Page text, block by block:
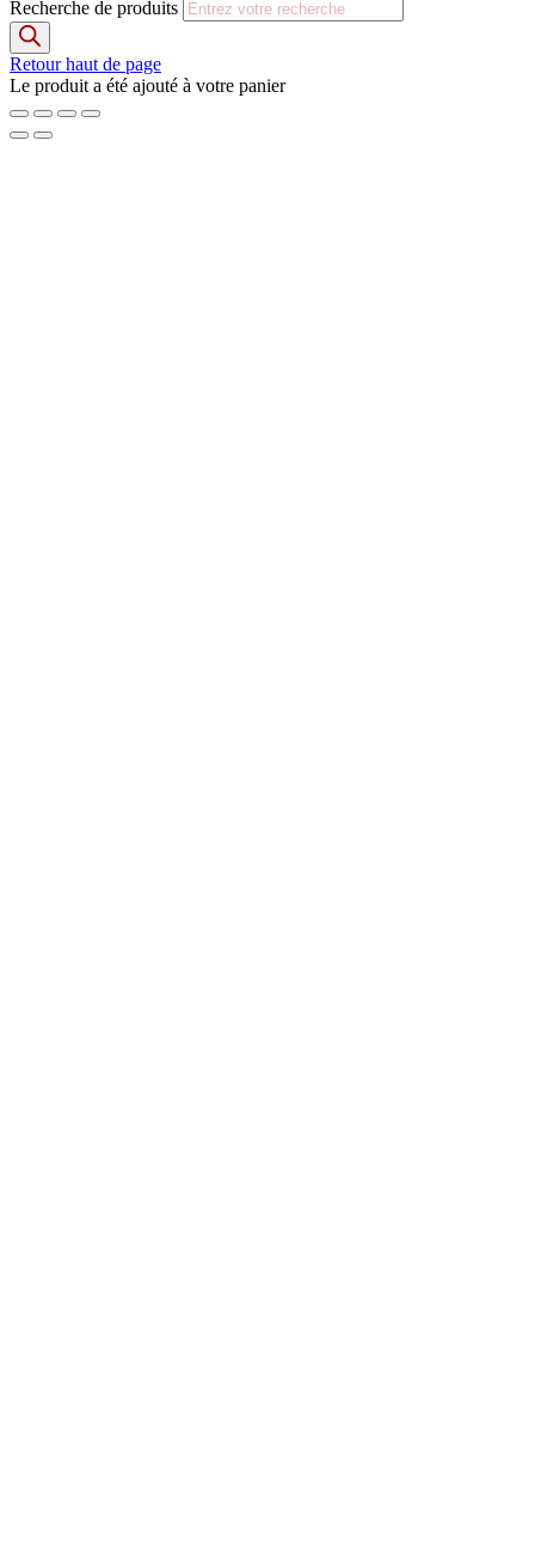
Recherche de produits
Retour haut de page
Le produit a été ajouté à votre panier